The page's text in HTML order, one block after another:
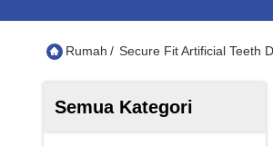
Rumah / Secure Fit Artificial Teeth
Semua Kategori